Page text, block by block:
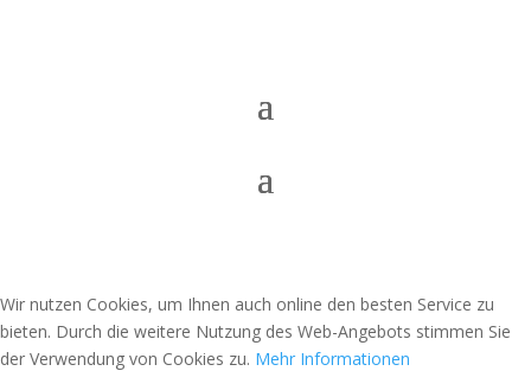
Wir nutzen Cookies, um Ihnen auch online den besten Service zu
bieten. Durch die weitere Nutzung des Web-Angebots stimmen Sie
der Verwendung von Cookies zu. Mehr Informationen